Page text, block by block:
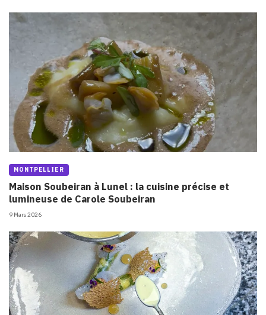
MONTPELLIER
Maison Soubeiran à Lunel : la cuisine précise et
lumineuse de Carole Soubeiran
9 Mars 2026